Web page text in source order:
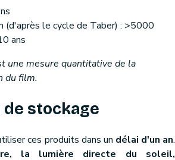
(d'après le cycle de Taber) : >5000
ans
une mesure quantitative de la
du film.
stockage
ces produits dans un délai d'un an.
la lumière directe du soleil,